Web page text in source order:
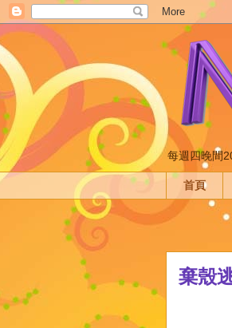
每週四晚間
首頁
棄殼